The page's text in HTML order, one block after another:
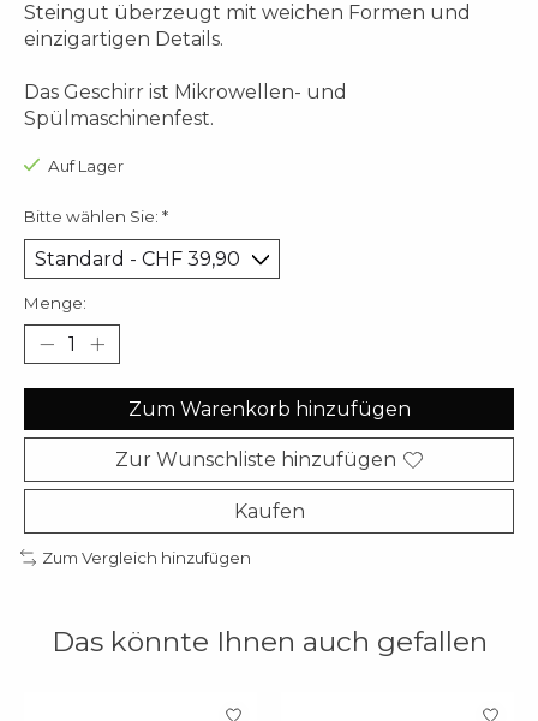
Steingut überzeugt mit weichen Formen und
einzigartigen Details.
Das Geschirr ist Mikrowellen- und
Spülmaschinenfest.
Auf Lager
Bitte wählen Sie: *
Menge:
Zum Warenkorb hinzufügen
Zur Wunschliste hinzufügen
Kaufen
Zum Vergleich hinzufügen
Das könnte Ihnen auch gefallen
Produkt-Karussell-Artikel